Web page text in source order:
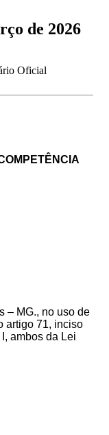
de 2026
Oficial
– MG., no uso de
artigo 71, inciso
, ambos da Lei